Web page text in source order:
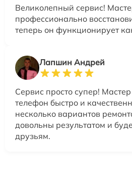
Великолепный сервис!
профессионально
теперь он функционирует
Лапшин Андрей
Сервис просто супер!
телефон быстро и
несколько вариантов
довольны результатом и
друзьям.